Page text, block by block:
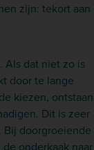
zijn: tekort aan
Als dat niet zo is
door te lange
kiezen, ontstaan
Dit is zeer
Bij doorgroeiende
onderkaak naar